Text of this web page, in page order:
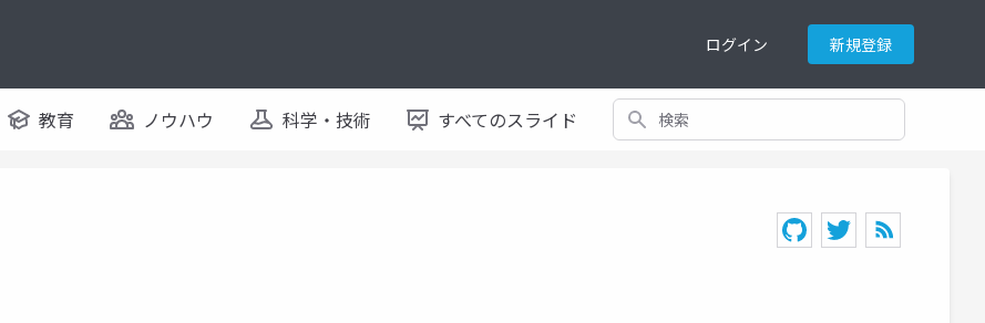
ログイン 新規登録
教育 ノウハウ 科学・技術 すべてのスライド 検索